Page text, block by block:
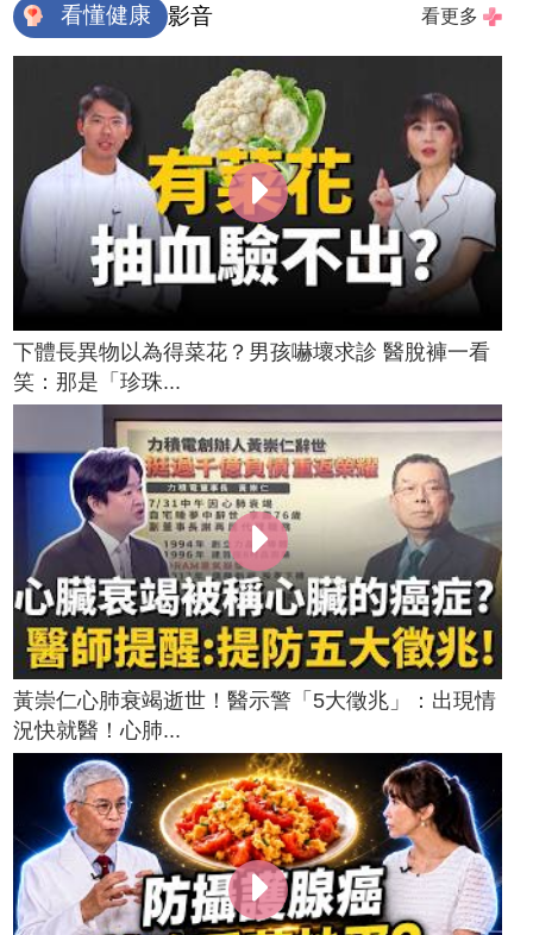
看懂健康 影音 看更多
下體長異物以為得菜花？男孩嚇壞求診 醫脫褲一看
笑：那是「珍珠...
黃崇仁心肺衰竭逝世！醫示警「5大徵兆」：出現情
況快就醫！心肺...